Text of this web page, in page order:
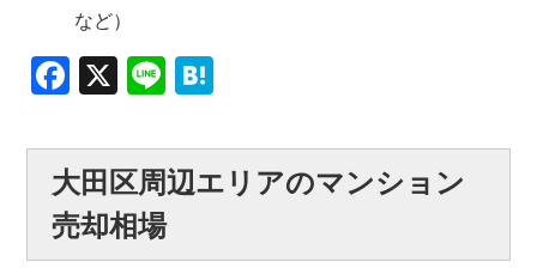
など）
Facebook
X Line
大田区周辺エリアのマンション
売却相場